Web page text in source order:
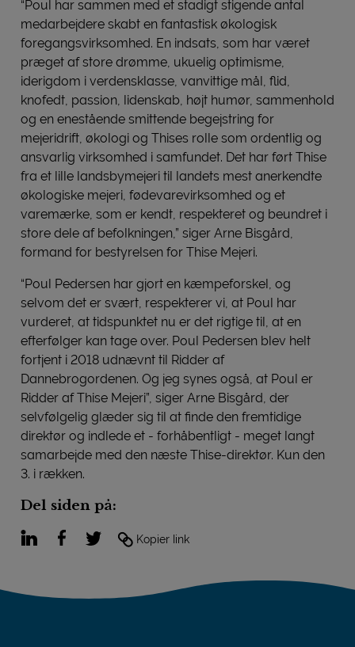
“Poul har sammen med et stadigt stigende antal
medarbejdere skabt en fantastisk økologisk
foregangsvirksomhed. En indsats, som har været
præget af store drømme, ukuelig optimisme,
iderigdom i verdensklasse, vanvittige mål, flid,
knofedt, passion, lidenskab, højt humør, sammenhold
og en enestående smittende begejstring for
mejeridrift, økologi og Thises rolle som ordentlig og
ansvarlig virksomhed i samfundet. Det har ført Thise
fra et lille landsbymejeri til landets mest anerkendte
økologiske mejeri, fødevarevirksomhed og et
varemærke, som er kendt, respekteret og beundret i
store dele af befolkningen,” siger Arne Bisgård,
formand for bestyrelsen for Thise Mejeri.
“Poul Pedersen har gjort en kæmpeforskel, og
selvom det er svært, respekterer vi, at Poul har
vurderet, at tidspunktet nu er det rigtige til, at en
efterfølger kan tage over. Poul Pedersen blev helt
fortjent i 2018 udnævnt til Ridder af
Dannebrogordenen. Og jeg synes også, at Poul er
Ridder af Thise Mejeri”, siger Arne Bisgård, der
selvfølgelig glæder sig til at finde den fremtidige
direktør og indlede et - forhåbentligt - meget langt
samarbejde med den næste Thise-direktør. Kun den
3. i rækken.
Del siden på:
LinkedInFacebook
TwitterKopier link